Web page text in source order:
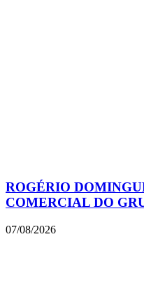
ROGÉRIO
COMERCIAL DO
07/08/2026